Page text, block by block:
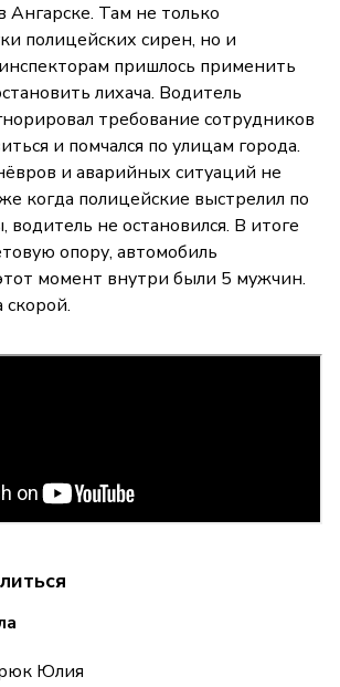
Ангарске. Там не только
полицейских сирен, но и
пришлось применить
лихача. Водитель
требование сотрудников
и помчался по улицам города.
и аварийных ситуаций не
когда полицейские выстрелил по
не остановился. В итоге
опору, автомобиль
момент внутри были 5 мужчин.
скорой.
Юлия